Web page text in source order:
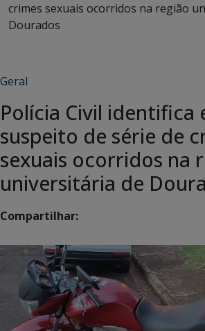
crimes sexuais ocorridos na região
Dourados
Geral
Polícia Civil identifica
suspeito de série de
sexuais ocorridos na
universitária de
Compartilhar: